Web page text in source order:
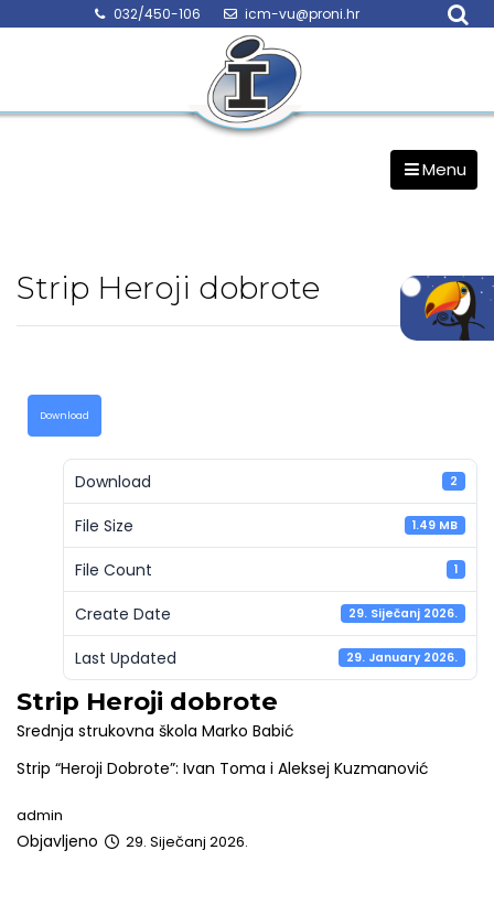
032/450-106 icm-vu@proni.hr
Menu
Strip Heroji dobrote
Download
Download 2
File Size 1.49 MB
File Count 1
Create Date 29. Siječanj 2026.
Last Updated 29. January 2026.
Strip Heroji dobrote
Srednja strukovna škola Marko Babić
Strip “Heroji Dobrote”: Ivan Toma i Aleksej Kuzmanović
admin
Objavljeno 29. Siječanj 2026.